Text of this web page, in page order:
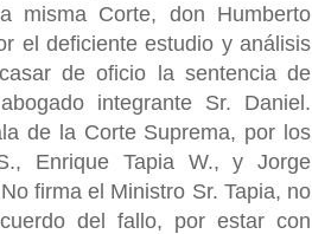
misma Corte, don Humberto
el deficiente estudio y análisis
de oficio la sentencia de
integrante Sr. Daniel.
de la Corte Suprema, por los
Enrique Tapia W., y Jorge
firma el Ministro Sr. Tapia, no
del fallo, por estar con